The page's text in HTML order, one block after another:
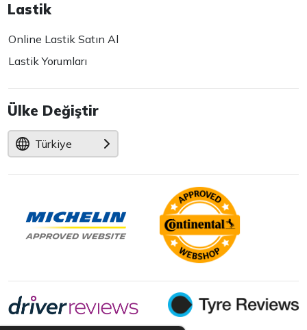
Lastik
Online Lastik Satın Al
Lastik Yorumları
Ülke Değiştir
Türkiye